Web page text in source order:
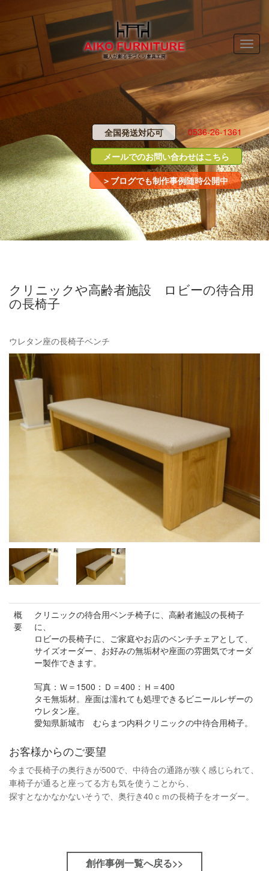
Toggle
0536-26-1361
全国発送対応可
メールでのお問い合わせはこちら
＞ブログでも制作事例随時公開中
クリニックや高齢者施設 ロビーの待合用
の長椅子
ウレタン座の長椅子ベンチ
概
要
クリニックの待合用ベンチ椅子に、高齢者施設の長椅子
に、
ロビーの長椅子に、ご家庭やお店のベンチチェアとして、
サイズオーダー、お好みの無垢材や座面の雰囲気でオーダ
ー製作できます。
写真：Ｗ＝1500：Ｄ＝400：Ｈ＝400
タモ無垢材。座面は濡れても処理できるビニールレザーの
ウレタン座。
愛知県新城市 むらまつ内科クリニックの中待合用椅子。
お客様からのご要望
今まで長椅子の奥行きが500で、中待合の通路が狭く感じられて、
車椅子が通ると座ってる方も気を使うことから、
探すとなかなかないそうで、奥行き40ｃｍの長椅子をオーダー。
創作事例一覧へ戻る>>